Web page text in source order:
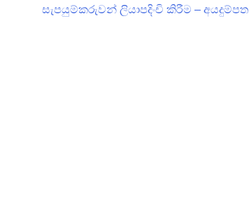
සැපයුම්කරුවන් ලියාපදිංචි කිරීම – අයදුම්පත